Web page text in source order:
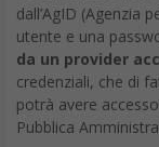
dall’AgID (Agenzia
utente e una
da un provider
credenziali, che di
potrà avere
Pubblica